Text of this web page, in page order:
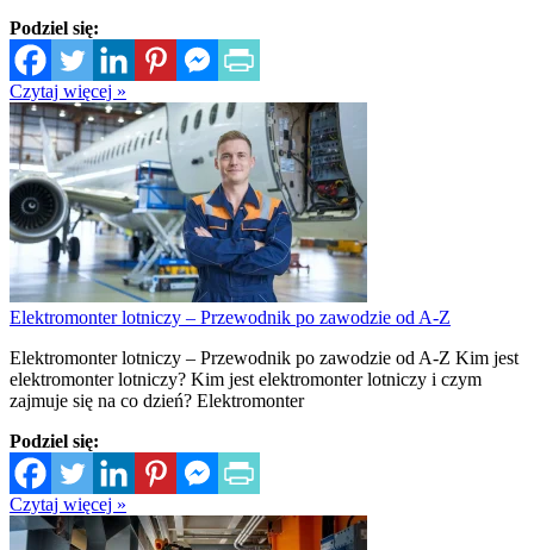
Podziel się:
Czytaj więcej »
Elektromonter lotniczy – Przewodnik po zawodzie od A-Z
Elektromonter lotniczy – Przewodnik po zawodzie od A-Z Kim jest
elektromonter lotniczy? Kim jest elektromonter lotniczy i czym
zajmuje się na co dzień? Elektromonter
Podziel się:
Czytaj więcej »